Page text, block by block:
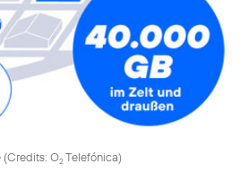
(Credits: O2Telefónica)